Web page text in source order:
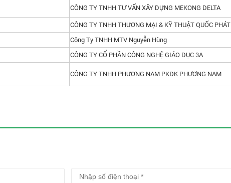
CÔNG TY TNHH TƯ VẤN XÂY DỰNG MEKONG DELTA
CÔNG TY TNHH THƯƠNG MẠI & KỸ THUẬT QUỐC PHÁT
Công Ty TNHH MTV Nguyễn Hùng
CÔNG TY CỔ PHẦN CÔNG NGHỆ GIÁO DỤC 3A
CÔNG TY TNHH PHƯƠNG NAM PKĐK PHƯƠNG NAM